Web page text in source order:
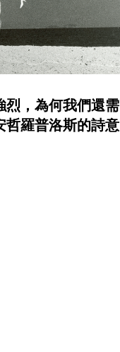
烈，為何我們還需
哲羅普洛斯的詩意